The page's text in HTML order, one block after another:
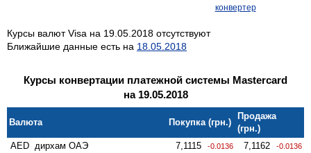
конвертер
Курсы валют Visa на 19.05.2018 отсутствуют
Ближайшие данные есть на 18.05.2018
Курсы конвертации платежной системы Mastercard
на 19.05.2018
Валюта Покупка (грн.)
Продажа
(грн.)
AED дирхам ОАЭ 7,1115 -0.0136 7,1162 -0.0136